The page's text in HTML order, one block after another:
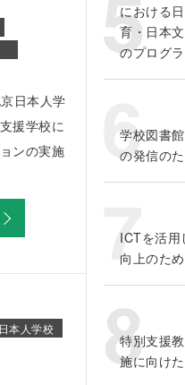
日本人学
援学校に
ンの実施
本人学校
における
育・日本
のプログ
学校図書
の発信の
ICTを活用
向上のた
特別支援
施に向け